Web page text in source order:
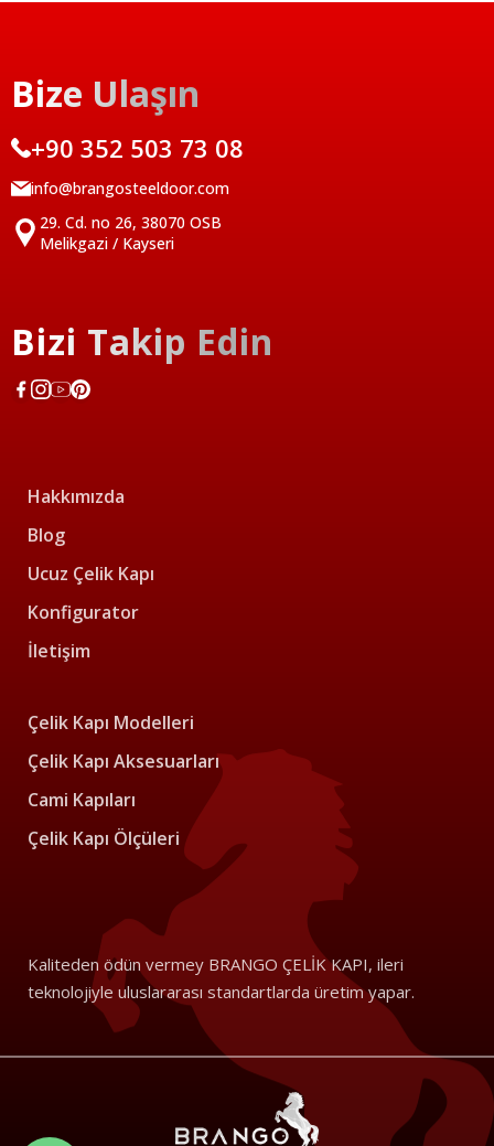
Bize Ulaşın
+90 352 503 73 08
info@brangosteeldoor.com
29. Cd. no 26, 38070 OSB
Melikgazi / Kayseri
Bizi Takip Edin
Hakkımızda
Blog
Ucuz Çelik Kapı
Konfigurator
İletişim
Çelik Kapı Modelleri
Çelik Kapı Aksesuarları
Cami Kapıları
Çelik Kapı Ölçüleri
Kaliteden ödün vermey BRANGO ÇELİK KAPI, ileri
teknolojiyle uluslararası standartlarda üretim yapar.